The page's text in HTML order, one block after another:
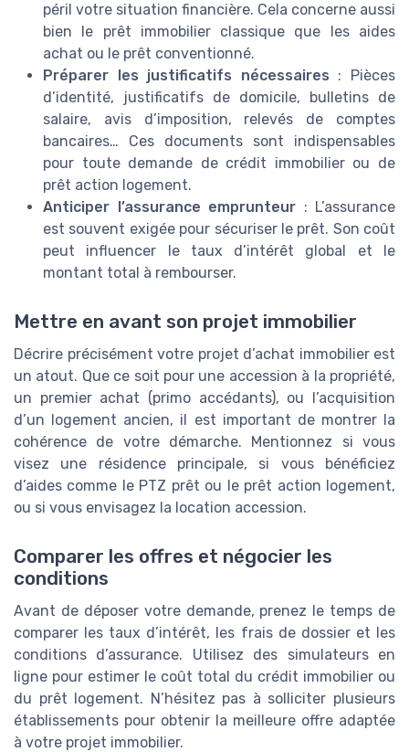
péril votre situation financière. Cela concerne aussi
bien le prêt immobilier classique que les aides
achat ou le prêt conventionné.
Préparer les justificatifs nécessaires : Pièces
d’identité, justificatifs de domicile, bulletins de
salaire, avis d’imposition, relevés de comptes
bancaires… Ces documents sont indispensables
pour toute demande de crédit immobilier ou de
prêt action logement.
Anticiper l’assurance emprunteur : L’assurance
est souvent exigée pour sécuriser le prêt. Son coût
peut influencer le taux d’intérêt global et le
montant total à rembourser.
Mettre en avant son projet immobilier
Décrire précisément votre projet d’achat immobilier est
un atout. Que ce soit pour une accession à la propriété,
un premier achat (primo accédants), ou l’acquisition
d’un logement ancien, il est important de montrer la
cohérence de votre démarche. Mentionnez si vous
visez une résidence principale, si vous bénéficiez
d’aides comme le PTZ prêt ou le prêt action logement,
ou si vous envisagez la location accession.
Comparer les offres et négocier les
conditions
Avant de déposer votre demande, prenez le temps de
comparer les taux d’intérêt, les frais de dossier et les
conditions d’assurance. Utilisez des simulateurs en
ligne pour estimer le coût total du crédit immobilier ou
du prêt logement. N’hésitez pas à solliciter plusieurs
établissements pour obtenir la meilleure offre adaptée
à votre projet immobilier.